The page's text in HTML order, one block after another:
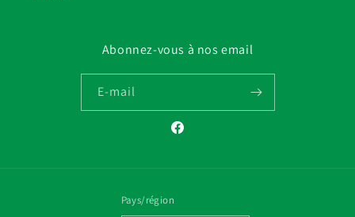
Abonnez-vous à nos email
E-mail
Facebook
Pays/région